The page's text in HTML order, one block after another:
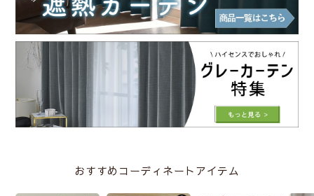
おすすめコーディネートアイテム